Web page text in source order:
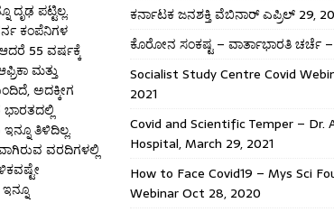
ಪಟ್ಟಿಲ್ಲ.
ಕಂಪೆನಿಗಳ
55 ವರ್ಷಕ್ಕೆ
ಮತ್ತು
ಅದಕ್ಕೀಗ
ತಿಳಿದಿಲ್ಲ.
ವರದಿಗಳಲ್ಲಿ
ಕರ್ನಾಟಕ ಜನಶಕ್ತಿ ವೆಬಿನಾರ್ ಎಪ್ರಿಲ್ 29,
ಕೊರೋನ ಸಂಕಷ್ಟ – ವಾರ್ತಾಭಾರತಿ ಚರ್ಚೆ –
Socialist Study Centre Covid
2021
Covid and Scientific Temper – Dr.
Hospital, March 29, 2021
How to Face Covid19 – Mys Sci
Webinar Oct 28, 2020